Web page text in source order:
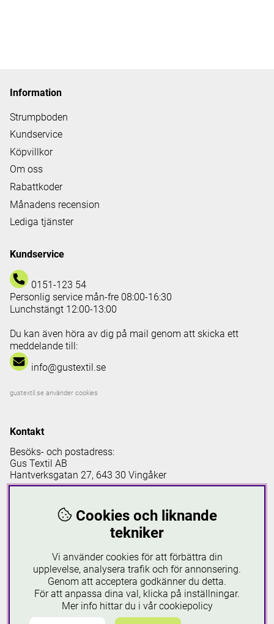
Information
Strumpboden
Kundservice
Köpvillkor
Om oss
Rabattkoder
Månadens recension
Lediga tjänster
Kundservice
0151-123 54
Personlig service mån-fre 08:00-16:30
Lunchstängt 12:00-13:00
Du kan även höra av dig på mail genom att skicka ett
meddelande till:
info@gustextil.se
gustextil.se använder cookies
Kontakt
Besöks- och postadress:
Gus Textil AB
Hantverksgatan 27, 643 30 Vingåker
Strumpboden
Öppettider i vår butik Strumpboden
Tisdag: 08 - 18
Onsdag: 08 - 16.30
Torsdag: 08 - 18
Fredag: 08-16.30
Lördagar: 10-16
Söndagar: 12-16
Cookies och liknande
tekniker
Vi använder cookies för att förbättra din
upplevelse, analysera trafik och för annonsering.
Genom att acceptera godkänner du detta.
För att anpassa dina val, klicka på inställningar.
Mer info hittar du i vårcookiepolicy